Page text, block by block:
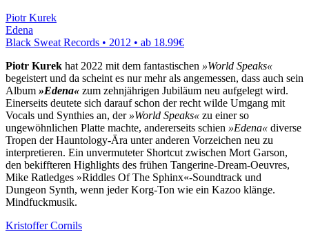
Piotr Kurek
Edena
Black Sweat Records • 2012 • ab 18.99€
Piotr Kurek hat 2022 mit dem fantastischen »World Speaks«
begeistert und da scheint es nur mehr als angemessen, dass auch sein
Album »Edena« zum zehnjährigen Jubiläum neu aufgelegt wird.
Einerseits deutete sich darauf schon der recht wilde Umgang mit
Vocals und Synthies an, der »World Speaks« zu einer so
ungewöhnlichen Platte machte, andererseits schien »Edena« diverse
Tropen der Hauntology-Ära unter anderen Vorzeichen neu zu
interpretieren. Ein unvermuteter Shortcut zwischen Mort Garson,
den bekiffteren Highlights des frühen Tangerine-Dream-Oeuvres,
Mike Ratledges »Riddles Of The Sphinx«-Soundtrack und
Dungeon Synth, wenn jeder Korg-Ton wie ein Kazoo klänge.
Mindfuckmusik.
Kristoffer Cornils